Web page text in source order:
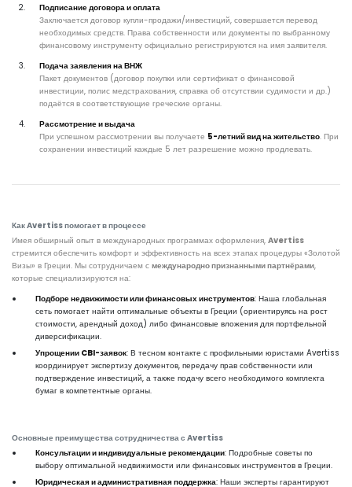
Подписание договора и оплата
Заключается договор купли-продажи/инвестиций, совершается перевод
необходимых средств. Права собственности или документы по выбранному
финансовому инструменту официально регистрируются на имя заявителя.
Подача заявления на ВНЖ
Пакет документов (договор покупки или сертификат о финансовой
инвестиции, полис медстрахования, справка об отсутствии судимости и др.)
подаётся в соответствующие греческие органы.
Рассмотрение и выдача
При успешном рассмотрении вы получаете 5-летний вид на жительство. При
сохранении инвестиций каждые 5 лет разрешение можно продлевать.
Как Avertiss помогает в процессе
Имея обширный опыт в международных программах оформления, Avertiss
стремится обеспечить комфорт и эффективность на всех этапах процедуры «Золотой
Визы» в Греции. Мы сотрудничаем с международно признанными партнёрами,
которые специализируются на:
Подборе недвижимости или финансовых инструментов: Наша глобальная
сеть помогает найти оптимальные объекты в Греции (ориентируясь на рост
стоимости, арендный доход) либо финансовые вложения для портфельной
диверсификации.
Упрощении CBI-заявок: В тесном контакте с профильными юристами Avertiss
координирует экспертизу документов, передачу прав собственности или
подтверждение инвестиций, а также подачу всего необходимого комплекта
бумаг в компетентные органы.
Основные преимущества сотрудничества с Avertiss
Консультации и индивидуальные рекомендации: Подробные советы по
выбору оптимальной недвижимости или финансовых инструментов в Греции.
Юридическая и административная поддержка: Наши эксперты гарантируют